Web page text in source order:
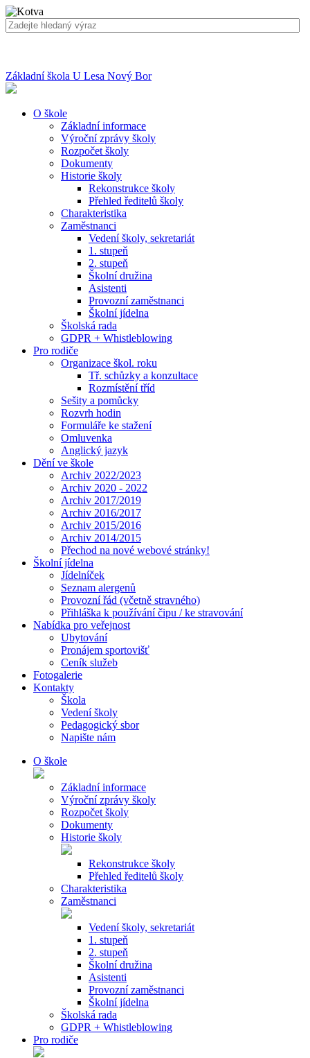
Základní škola U Lesa Nový Bor
O škole
Základní informace
Výroční zprávy školy
Rozpočet školy
Dokumenty
Historie školy
Rekonstrukce školy
Přehled ředitelů školy
Charakteristika
Zaměstnanci
Vedení školy, sekretariát
1. stupeň
2. stupeň
Školní družina
Asistenti
Provozní zaměstnanci
Školní jídelna
Školská rada
GDPR + Whistleblowing
Pro rodiče
Organizace škol. roku
Tř. schůzky a konzultace
Rozmístění tříd
Sešity a pomůcky
Rozvrh hodin
Formuláře ke stažení
Omluvenka
Anglický jazyk
Dění ve škole
Archiv 2022/2023
Archiv 2020 - 2022
Archiv 2017/2019
Archiv 2016/2017
Archiv 2015/2016
Archiv 2014/2015
Přechod na nové webové stránky!
Školní jídelna
Jídelníček
Seznam alergenů
Provozní řád (včetně stravného)
Přihláška k používání čipu / ke stravování
Nabídka pro veřejnost
Ubytování
Pronájem sportovišť
Ceník služeb
Fotogalerie
Kontakty
Škola
Vedení školy
Pedagogický sbor
Napište nám
O škole
Základní informace
Výroční zprávy školy
Rozpočet školy
Dokumenty
Historie školy
Rekonstrukce školy
Přehled ředitelů školy
Charakteristika
Zaměstnanci
Vedení školy, sekretariát
1. stupeň
2. stupeň
Školní družina
Asistenti
Provozní zaměstnanci
Školní jídelna
Školská rada
GDPR + Whistleblowing
Pro rodiče